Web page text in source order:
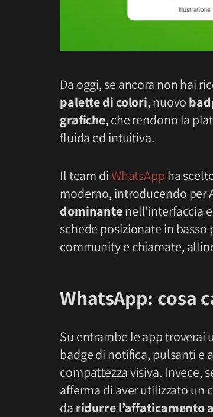
Da oggi, se ancora non hai
palette di colori, nuovo
grafiche, che rendono la
fluida ed intuitiva.
Il team diWhatsApp ha
moderno, introducendo per
dominantenell’interfaccia
schede posizionate in
community e chiamate,
WhatsApp: cosa
Su entrambe le app troverai
badge di notifica, pulsanti e
compattezza visiva. Invece,
afferma di aver utilizzato un
da ridurre l’affaticamento